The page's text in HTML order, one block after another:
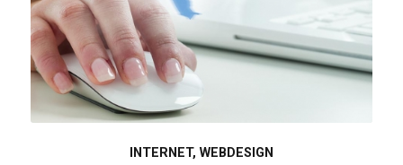
INTERNET, WEBDESIGN